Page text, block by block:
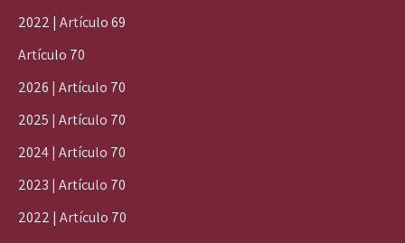
2022 | Artículo 69
Artículo 70
2026 | Artículo 70
2025 | Artículo 70
2024 | Artículo 70
2023 | Artículo 70
2022 | Artículo 70